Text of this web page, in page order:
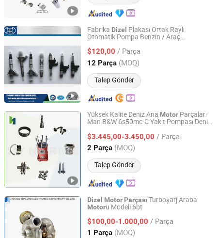
Fabrika Dizel Plakası Ortak Raylı
Otomatik Pompa Benzin / Araç
MotorEnjeksiyon Araba /
Parçaları
$120,00 / Parça
12 Parça (MOQ)
Talep Gönder
Heze Hengtai Fuel Injection Equipment Co., Ltd.
Shandong, China Fiyat 2022
Yüksek Kalite Deniz Ana Motor Parçaları
Man B&W 6s50mc-C Yakıt Pompası Deniz
$3.445,00-3.450,00 / Parça
2 Parça (MOQ)
Talep Gönder
Qinhuangdao Hy Marine Machinery Equipment Co., Ltd
Hebei, China Fiyat 2022
Dizel Motor Parçası Turboşarj Araba
Motoru Modeli 6bt
$100,00-1.000,00 / Parça
1 Parça (MOQ)
Jiangsu Sunlord Electronics & Machinery Co., Ltd.
Jiangsu, China Fiyat 2010